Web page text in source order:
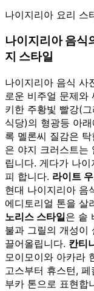
나이지리아 요리 스
나이지리아 음식
지 스타일
나이지리아 음식 사
로운 비주얼 문제
키한 주황빛 빨강(
식당)의 형광등 아
록 멜론씨 질감은
은 야지 크러스트는
립니다. 게다가 나
피 합니다. 라이트
현대 나이지리아 음
에디토리얼 톤을 살
노리스 스타일은 솥
불과 그릴의 개성이
끌어올립니다. 칸티
모이모이와 아카라
고스부터 휴스턴,
부카 톤으로 표현합